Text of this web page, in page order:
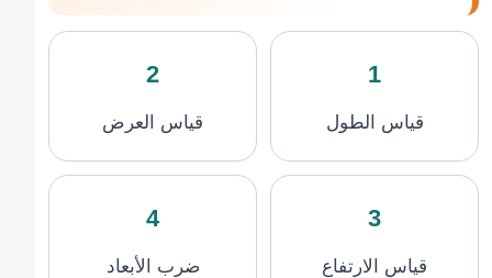
1
قياس الطول
2
قياس العرض
3
قياس الارتفاع
4
ضرب الأبعاد